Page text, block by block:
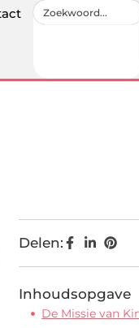
Delen:
Inhoudsopgave
De Missie van